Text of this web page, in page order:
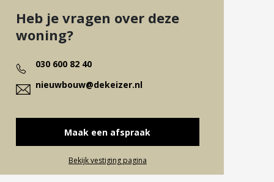
Heb je vragen over deze
woning?
030 600 82 40
nieuwbouw@dekeizer.nl
Maak een afspraak
Bekijk vestiging pagina